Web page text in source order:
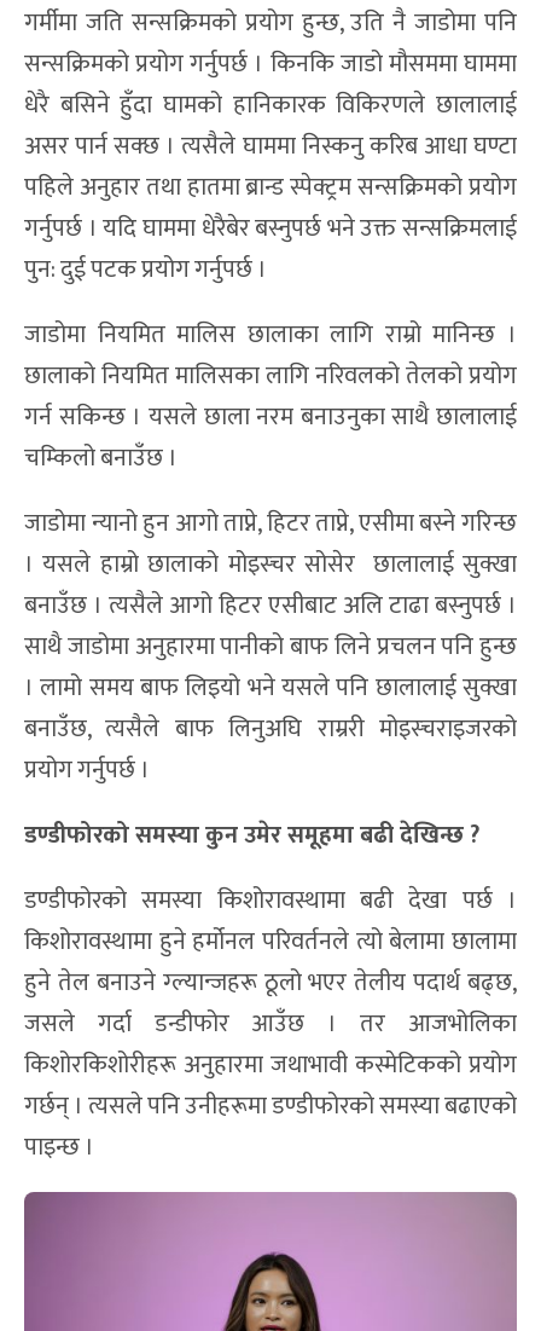
गर्मीमा जति सन्सक्रिमको प्रयोग हुन्छ, उति नै जाडोमा पनि
सन्सक्रिमको प्रयोग गर्नुपर्छ । किनकि जाडो मौसममा घाममा
धेरै बसिने हुँदा घामको हानिकारक विकिरणले छालालाई
असर पार्न सक्छ । त्यसैले घाममा निस्कनु करिब आधा घण्टा
पहिले अनुहार तथा हातमा ब्रान्ड स्पेक्ट्रम सन्सक्रिमको प्रयोग
गर्नुपर्छ । यदि घाममा धेरैबेर बस्नुपर्छ भने उक्त सन्सक्रिमलाई
पुन: दुई पटक प्रयोग गर्नुपर्छ ।
जाडोमा नियमित मालिस छालाका लागि राम्रो मानिन्छ ।
छालाको नियमित मालिसका लागि नरिवलको तेलको प्रयोग
गर्न सकिन्छ । यसले छाला नरम बनाउनुका साथै छालालाई
चम्किलो बनाउँछ ।
जाडोमा न्यानो हुन आगो ताप्ने, हिटर ताप्ने, एसीमा बस्ने गरिन्छ
। यसले हाम्रो छालाको मोइस्चर सोसेर छालालाई सुक्खा
बनाउँछ । त्यसैले आगो हिटर एसीबाट अलि टाढा बस्नुपर्छ ।
साथै जाडोमा अनुहारमा पानीको बाफ लिने प्रचलन पनि हुन्छ
। लामो समय बाफ लिइयो भने यसले पनि छालालाई सुक्खा
बनाउँछ, त्यसैले बाफ लिनुअघि राम्ररी मोइस्चराइजरको
प्रयोग गर्नुपर्छ ।
डण्डीफोरको समस्या कुन उमेर समूहमा बढदेखिन्छ ?
डण्डीफोरको समस्या किशोरावस्थामा बढी देखा पर्छ ।
किशोरावस्थामा हुने हर्मोनल परिवर्तनले त्यो बेलामा छालामा
हुने तेल बनाउने ग्ल्यान्जहरू ठूलो भएर तेलीय पदार्थ बढ्छ,
जसले गर्दा डन्डीफोर आउँछ । तर आजभोलिका
किशोरकिशोरीहरू अनुहारमा जथाभावी कस्मेटिकको प्रयोग
गर्छन् । त्यसले पनि उनीहरूमा डण्डीफोरको समस्या बढाएको
पाइन्छ ।